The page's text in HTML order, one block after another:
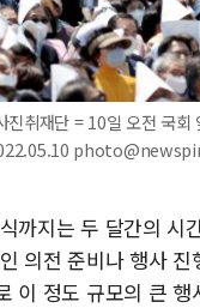
진취재단 = 10일 오전 국
까지는 두 달간의 시
의전 준비나 행사
이 정도 규모의 큰